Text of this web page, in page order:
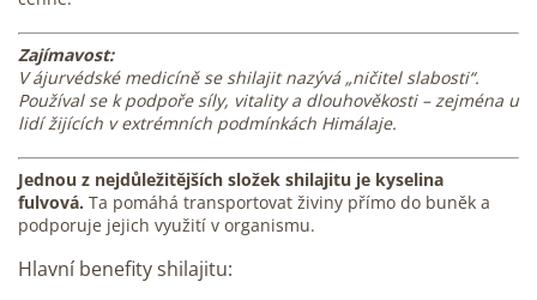
Zajímavost:
V ájurvédské medicíně se shilajit nazývá „ničitel slabosti“.
Používal se k podpoře síly, vitality a dlouhověkosti – zejména u
lidí žijících v extrémních podmínkách Himálaje.
Jednou z nejdůležitějších složek shilajitu je kyselina
fulvová. Ta pomáhá transportovat živiny přímo do buněk a
podporuje jejich využití v organismu.
Hlavní benefity shilajitu: